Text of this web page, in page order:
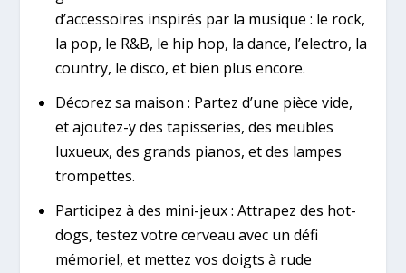
d’accessoires inspirés par la musique : le rock,
la pop, le R&B, le hip hop, la dance, l’electro, la
country, le disco, et bien plus encore.
Décorez sa maison : Partez d’une pièce vide,
et ajoutez-y des tapisseries, des meubles
luxueux, des grands pianos, et des lampes
trompettes.
Participez à des mini-jeux : Attrapez des hot-
dogs, testez votre cerveau avec un défi
mémoriel, et mettez vos doigts à rude